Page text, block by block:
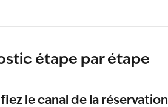
étape par étape
le canal de la réservation